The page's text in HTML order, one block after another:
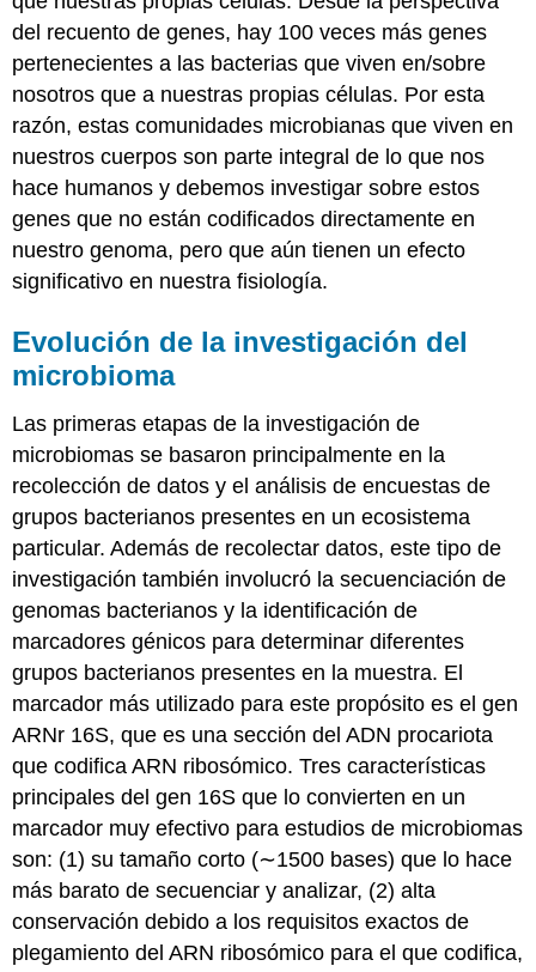
del recuento de genes, hay 100 veces más genes
pertenecientes a las bacterias que viven en/sobre
nosotros que a nuestras propias células. Por esta
razón, estas comunidades microbianas que viven en
nuestros cuerpos son parte integral de lo que nos
hace humanos y debemos investigar sobre estos
genes que no están codificados directamente en
nuestro genoma, pero que aún tienen un efecto
significativo en nuestra fisiología.
Evolución de la investigación del
microbioma
Las primeras etapas de la investigación de
microbiomas se basaron principalmente en la
recolección de datos y el análisis de encuestas de
grupos bacterianos presentes en un ecosistema
particular. Además de recolectar datos, este tipo de
investigación también involucró la secuenciación de
genomas bacterianos y la identificación de
marcadores génicos para determinar diferentes
grupos bacterianos presentes en la muestra. El
marcador más utilizado para este propósito es el gen
ARNr 16S, que es una sección del ADN procariota
que codifica ARN ribosómico. Tres características
principales del gen 16S que lo convierten en un
marcador muy efectivo para estudios de microbiomas
son: (1) su tamaño corto (∼1500 bases) que lo hace
más barato de secuenciar y analizar, (2) alta
conservación debido a los requisitos exactos de
plegamiento del ARN ribosómico para el que codifica,